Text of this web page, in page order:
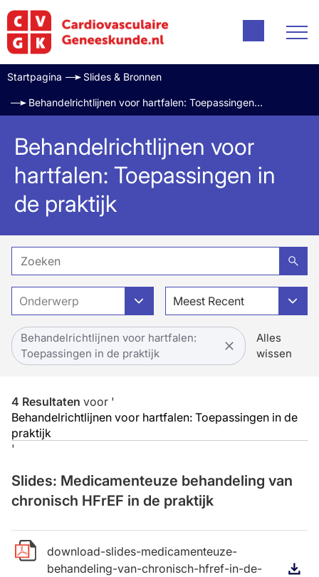
Startpagina Slides & Bronnen
Behandelrichtlijnen voor hartfalen: Toepassingen in de praktijk
Behandelrichtlijnen voor
hartfalen: Toepassingen in
de praktijk
Onderwerp Meest Recent
Behandelrichtlijnen voor hartfalen:
Toepassingen in de praktijk
Alles
wissen
4 Resultaten voor '
Behandelrichtlijnen voor hartfalen: Toepassingen in de
praktijk
'
Slides: Medicamenteuze behandeling van
chronisch HFrEF in de praktijk
download-slides-medicamenteuze-
behandeling-van-chronisch-hfref-in-de-